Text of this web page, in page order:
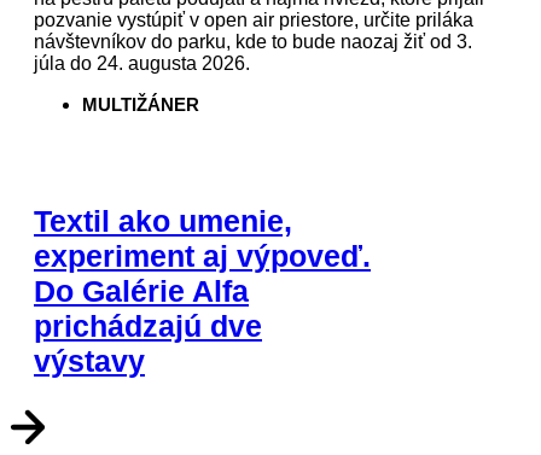
pozvanie vystúpiť v open air priestore, určite priláka
návštevníkov do parku, kde to bude naozaj žiť od 3.
júla do 24. augusta 2026.
MULTIŽÁNER
Textil ako umenie,
experiment aj výpoveď.
Do Galérie Alfa
prichádzajú dve
výstavy